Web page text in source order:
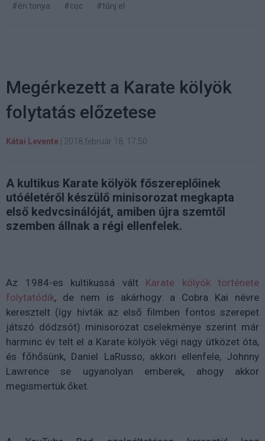
#én tonya
#coc #tűnj el
Megérkezett a Karate kölyök
folytatás előzetese
Kátai Levente 2018 február 18. 17:50
A kultikus Karate kölyök főszereplőinek
utóéletéről készülő minisorozat megkapta
első kedvcsinálóját, amiben újra szemtől
szemben állnak a régi ellenfelek.
Az 1984-es kultikussá vált Karate kölyök története
folytatódik, de nem is akárhogy: a Cobra Kai névre
keresztelt (így hívták az első filmben fontos szerepet
játszó dódzsót) minisorozat cselekménye szerint már
harminc év telt el a Karate kölyök végi nagy ütközet óta,
és főhősünk, Daniel LaRusso, akkori ellenfele, Johnny
Lawrence se ugyanolyan emberek, ahogy akkor
megismertük őket.